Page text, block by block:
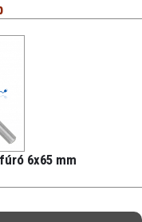
6x65 mm